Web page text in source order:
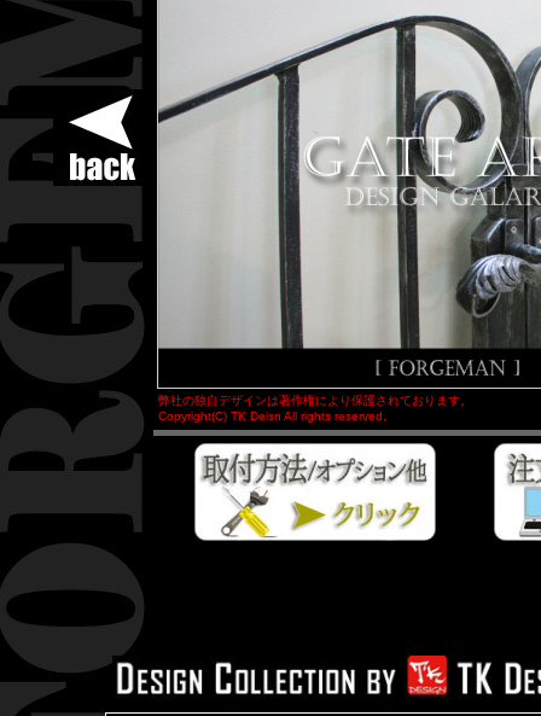
弊社の独自デザインは著作権により保護されております。
Copyright(C) TK Deisn All rights reserved.